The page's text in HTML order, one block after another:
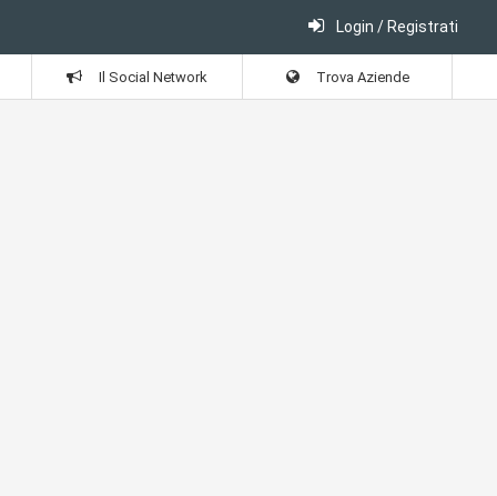
Login / Registrati
Il Social Network Trova Aziende